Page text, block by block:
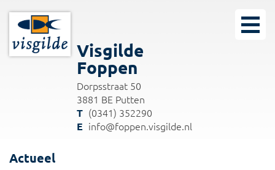
Visgilde
Foppen
Dorpsstraat 50
3881 BE Putten
(0341) 352290
info@foppen.visgilde.nl
Actueel